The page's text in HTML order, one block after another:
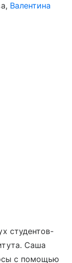
Валентина
студентов-
Саша
с помощью